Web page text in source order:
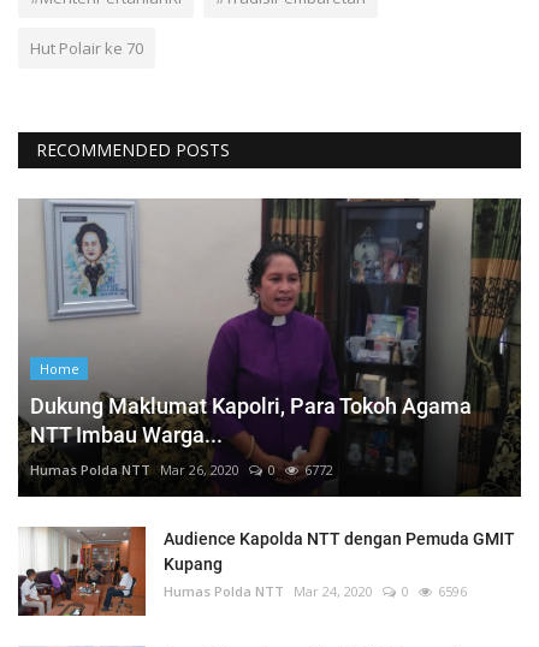
Hut Polair ke 70
RECOMMENDED POSTS
Home
Dukung Maklumat Kapolri, Para Tokoh Agama
NTT Imbau Warga...
Humas Polda NTT Mar 26, 2020 0 6772
Audience Kapolda NTT dengan Pemuda GMIT
Kupang
Humas Polda NTT Mar 24, 2020 0 6596